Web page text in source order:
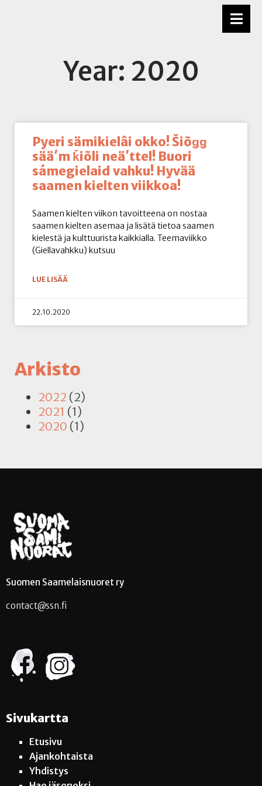
Year: 2020
Pyeri sämikielâi okko! Šiõǥǥ
sääʹm ǩiõli neäʹttel! Buori
sámegielaid vahku! Hyvää
saamen kielten viikkoa!
Saamen kielten viikon tavoitteena on nostaa
saamen kielten asemaa ja lisätä tietoa saamen
kielestä ja kulttuurista kaikkialla. Teemaviikko
(Giellavahkku) kutsuu
LUE LISÄÄ
22.10.2020
Arkisto
2022 (2)
2021 (1)
2020 (1)
Suomen Saamelaisnuoret ry
contact@ssn.fi
Sivukartta
Etusivu
Ajankohtaista
Yhdistys